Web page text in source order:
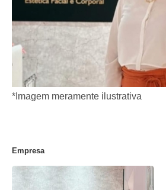
*Imagem meramente ilustrativa
Empresa